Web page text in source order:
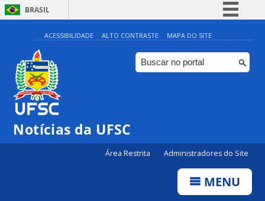
BRASIL
Simplifique!
Comunica BR
Participe
ACESSIBILIDADE ALTO CONTRASTE MAPA DO SITE
Notícias da UFSC
Área Restrita Administradores do Site
MENU